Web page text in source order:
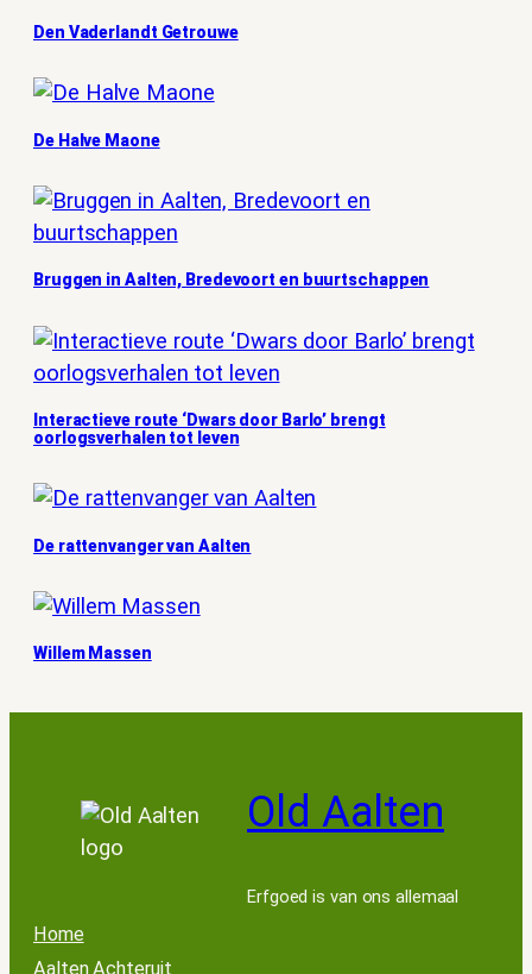
Den Vaderlandt Getrouwe
De Halve Maone
Bruggen in Aalten, Bredevoort en buurtschappen
Interactieve route ‘Dwars door Barlo’ brengt
oorlogsverhalen tot leven
De rattenvanger van Aalten
Willem Massen
Old Aalten
Erfgoed is van ons allemaal
Home
Aalten Achteruit